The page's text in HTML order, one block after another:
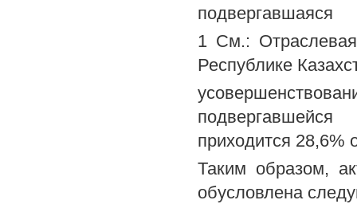
подвергавшаяся
1 См.:
Республике
приходится 28,6%
Таким образом,
обусловлена